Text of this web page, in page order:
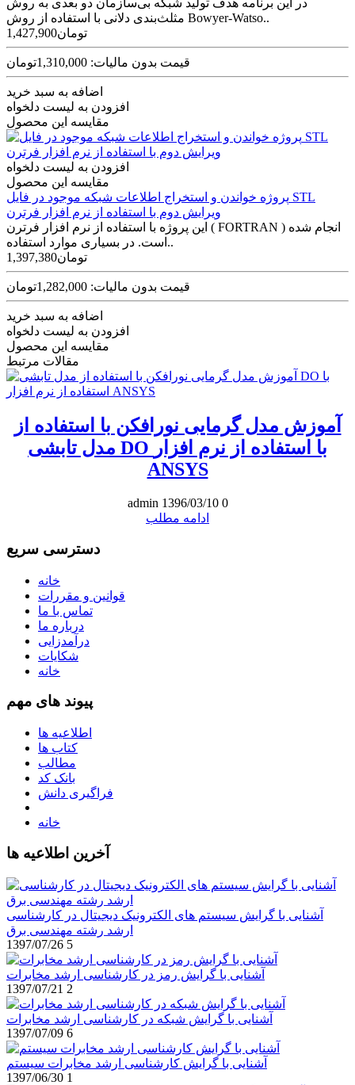
در این برنامه هدف تولید شبکه بی‌سازمان دو بعدی به روش
مثلث‌بندی دلانی با استفاده از روش Bowyer-Watso..
1,427,900تومان
قیمت بدون مالیات: 1,310,000تومان
اضافه به سبد خرید
افزودن به لیست دلخواه
مقایسه این محصول
افزودن به لیست دلخواه
مقایسه این محصول
پروژه خواندن و استخراج اطلاعات شبکه موجود در فایل STL
ویرایش دوم با استفاده از نرم افزار فرترن
این پروژه با استفاده از نرم افزار فرترن ( FORTRAN ) انجام شده
است. در بسیاری موارد استفاده..
1,397,380تومان
قیمت بدون مالیات: 1,282,000تومان
اضافه به سبد خرید
افزودن به لیست دلخواه
مقایسه این محصول
مقالات مرتبط
آموزش مدل گرمایی نورافکن با استفاده از
مدل تابشی DO با استفاده از نرم افزار
ANSYS
admin 1396/03/10 0
ادامه مطلب
دسترسی سریع
خانه
قوانین و مقررات
تماس با ما
درباره ما
درآمدزایی
شکایات
خانه
پیوند های مهم
اطلاعیه ها
کتاب ها
مطالب
بانک کد
فراگیری دانش
خانه
آخرین اطلاعیه ها
آشنایی با گرایش سیستم های الکترونیک دیجیتال در کارشناسی
ارشد رشته مهندسی برق
1397/07/26 5
آشنایی با گرایش رمز در کارشناسی ارشد مخابرات
1397/07/21 2
آشنایی با گرایش شبکه در کارشناسی ارشد مخابرات
1397/07/09 6
آشنایی با گرایش کارشناسی ارشد مخابرات سیستم
1397/06/30 1